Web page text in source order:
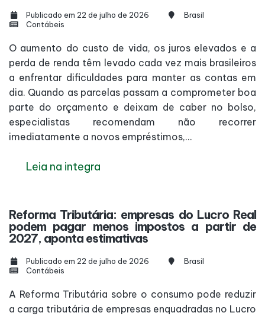
Publicado em 22 de julho de 2026
Brasil
Contábeis
O aumento do custo de vida, os juros elevados e a
perda de renda têm levado cada vez mais brasileiros
a enfrentar dificuldades para manter as contas em
dia. Quando as parcelas passam a comprometer boa
parte do orçamento e deixam de caber no bolso,
especialistas recomendam não recorrer
imediatamente a novos empréstimos,...
Leia na integra
Reforma Tributária: empresas do Lucro Real
podem pagar menos impostos a partir de
2027, aponta estimativas
Publicado em 22 de julho de 2026
Brasil
Contábeis
A Reforma Tributária sobre o consumo pode reduzir
a carga tributária de empresas enquadradas no Lucro